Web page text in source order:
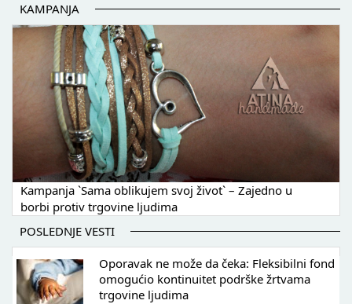
KAMPANJA
Kampanja `Sama oblikujem svoj život` – Zajedno u
borbi protiv trgovine ljudima
POSLEDNJE VESTI
Oporavak ne može da čeka: Fleksibilni fond
omogućio kontinuitet podrške žrtvama
trgovine ljudima